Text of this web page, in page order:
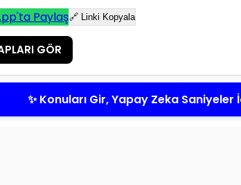
Paylaş🔗 Linki Kopyala
GÖR
✨ Konuları Gir, Yapay Zeka Saniyeler